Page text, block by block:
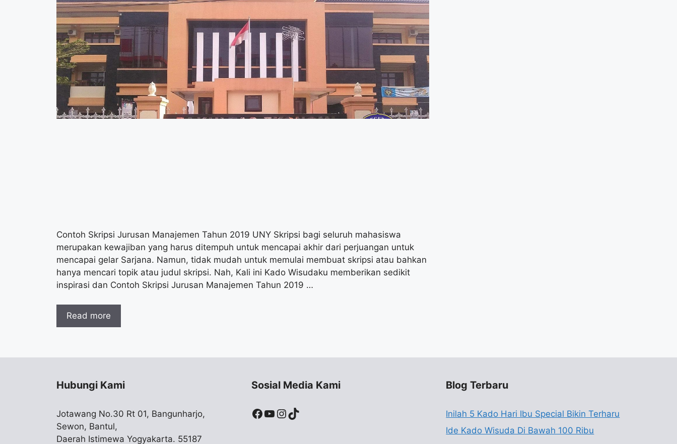
Contoh Skripsi Jurusan Manajemen Tahun 2019 UNY Skripsi bagi seluruh mahasiswa
merupakan kewajiban yang harus ditempuh untuk mencapai akhir dari perjuangan untuk
mencapai gelar Sarjana. Namun, tidak mudah untuk memulai membuat skripsi atau bahkan
hanya mencari topik atau judul skripsi. Nah, Kali ini Kado Wisudaku memberikan sedikit
inspirasi dan Contoh Skripsi Jurusan Manajemen Tahun 2019 …
Read more
Hubungi Kami
Jotawang No.30 Rt 01, Bangunharjo,
Sewon, Bantul,
Daerah Istimewa Yogyakarta. 55187
Sosial Media Kami
Facebook
YouTube
Instagram
TikTok
Blog Terbaru
Inilah 5 Kado Hari Ibu Special Bikin Terharu
Ide Kado Wisuda Di Bawah 100 Ribu